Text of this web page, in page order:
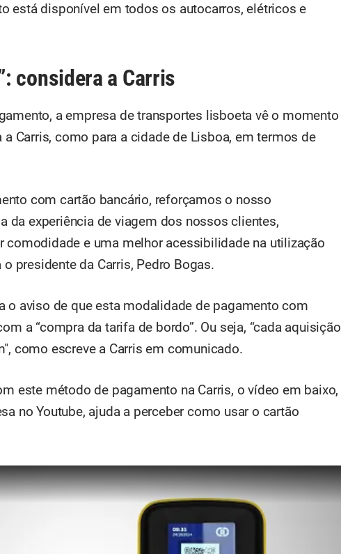
está disponível em todos os autocarros, elétricos e
considera a Carris
a empresa de transportes lisboeta vê o momento
a Carris, como para a cidade de Lisboa, em termos de
com cartão bancário, reforçamos o nosso
da experiência de viagem dos nossos clientes,
comodidade e uma melhor acessibilidade na utilização
presidente da Carris, Pedro Bogas.
o aviso de que esta modalidade de pagamento com
a “compra da tarifa de bordo”. Ou seja, “cada aquisição
como escreve a Carris em comunicado.
este método de pagamento na Carris, o vídeo em baixo,
no Youtube, ajuda a perceber como usar o cartão